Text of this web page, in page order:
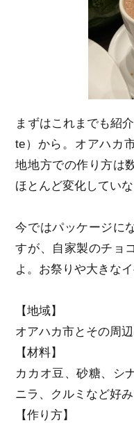
まずはこれまでも紹
te）から。オアハカ
地地方での作り方は
ほとんど変化していな
今ではパッケージに
すが、自家製のチョ
よ。お祭りや大きな
【地域】
オアハカ市とその周
【材料】
カカオ豆、砂糖、シ
ニラ、クルミなど好
【作り方】